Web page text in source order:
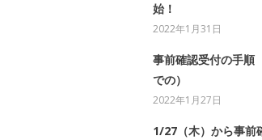
始！
2022年1月31日
事前確認受付の手順
での）
2022年1月27日
1/27（木）から事前